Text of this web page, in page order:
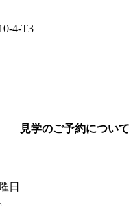
4-T3
見学のご予約について
日